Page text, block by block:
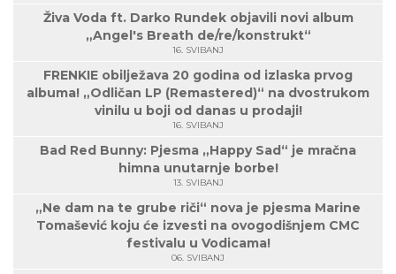
Živa Voda ft. Darko Rundek objavili novi album
„Angel's Breath de/re/konstrukt“
16. SVIBANJ
FRENKIE obilježava 20 godina od izlaska prvog
albuma! „Odličan LP (Remastered)“ na dvostrukom
vinilu u boji od danas u prodaji!
16. SVIBANJ
Bad Red Bunny: Pjesma „Happy Sad“ je mračna
himna unutarnje borbe!
13. SVIBANJ
„Ne dam na te grube riči“ nova je pjesma Marine
Tomašević koju će izvesti na ovogodišnjem CMC
festivalu u Vodicama!
06. SVIBANJ